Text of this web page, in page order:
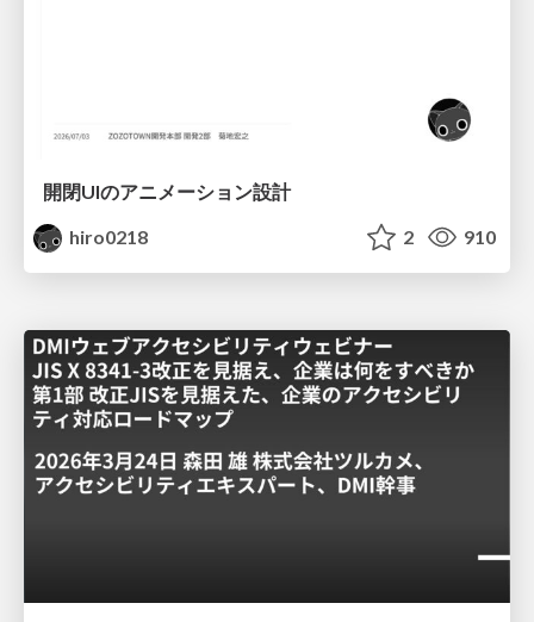
開閉UIのアニメーション設計
hiro0218
2 910